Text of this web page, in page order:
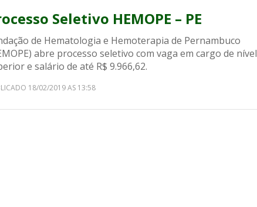
Seletivo HEMOPE – PE
de Hematologia e Hemoterapia de Pernambuco
abre processo seletivo com vaga em cargo de nível
e salário de até R$ 9.966,62.
18/02/2019 AS 13:58